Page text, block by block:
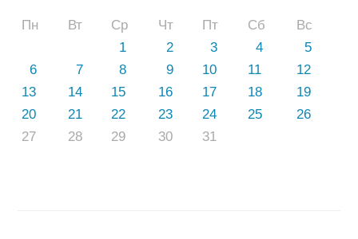
Пн Вт Ср Чт Пт Сб
Вс
1
2 3 4
5
6
7 8 9 10 11
12
13
14 15 16 17 18
19
20
21 22 23 24 25
26
27
28 29 30 31